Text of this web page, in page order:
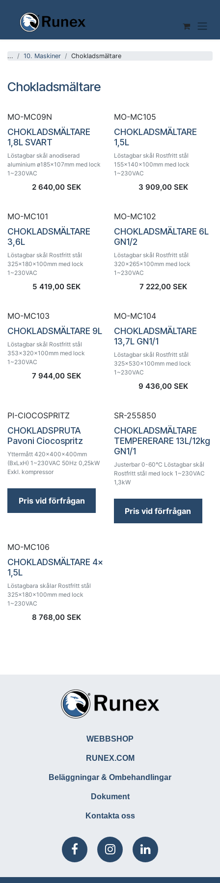
... 10. Maskiner Chokladsmältare
Chokladsmältare
MO-MC09N
CHOKLADSMÄLTARE
1,8L SVART
Löstagbar skål anodiserad
aluminium ø185x107mm med lock
1~230VAC
2 640,00 SEK
MO-MC105
CHOKLADSMÄLTARE
1,5L
Löstagbar skål Rostfritt stål
155x140x100mm med lock
1~230VAC
3 909,00SEK
MO-MC101
CHOKLADSMÄLTARE
3,6L
Löstagbar skål Rostfritt stål
325x180x100mm med lock
1~230VAC
5 419,00 SEK
MO-MC102
CHOKLADSMÄLTARE 6L
GN1/2
Löstagbar skål Rostfritt stål
320x265x100mm med lock
1~230VAC
7 222,00SEK
MO-MC103
CHOKLADSMÄLTARE 9L
Löstagbar skål Rostfritt stål
353x320x100mm med lock
1~230VAC
7 944,00 SEK
MO-MC104
CHOKLADSMÄLTARE
13,7L GN1/1
Löstagbar skål Rostfritt stål
325x530x100mm med lock
1~230VAC
9 436,00SEK
PI-CIOCOSPRITZ
CHOKLADSPRUTA
Pavoni Ciocospritz
Yttermått 420x400x400mm
(BxLxH) 1~230VAC 50Hz 0,25kW
Exkl. kompressor
Pris vid förfrågan
SR-255850
CHOKLADSMÄLTARE
TEMPERERARE 13L/12kg
GN1/1
Justerbar 0-60°C Löstagbar skål
Rostfritt stål med lock 1~230VAC
1,3kW
Pris vid förfrågan
MO-MC106
CHOKLADSMÄLTARE 4x
1,5L
Löstagbara skålar Rostfritt stål
325x180x100mm med lock
1~230VAC
8 768,00 SEK
WEBBSHOP
RUNEX.COM
Beläggningar & Ombehandlingar
Dokument
Kontakta oss